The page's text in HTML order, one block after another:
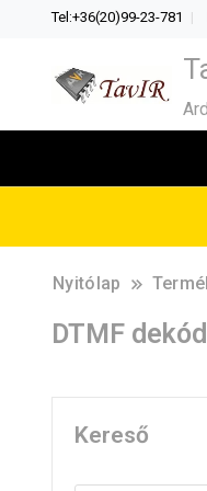
Tel:+36(20)99-23-781
Nyitólap
DTMF
Kereső